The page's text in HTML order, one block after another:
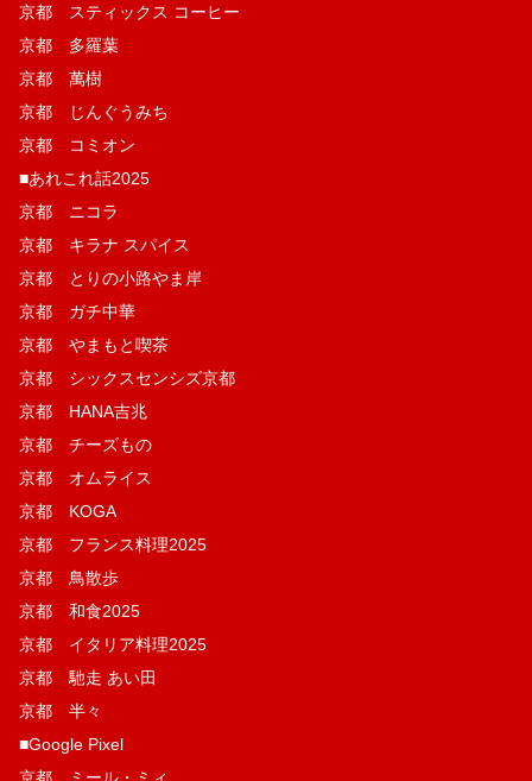
京都 スティックス コーヒー
京都 多羅葉
京都 萬樹
京都 じんぐうみち
京都 コミオン
■あれこれ話2025
京都 ニコラ
京都 キラナ スパイス
京都 とりの小路やま岸
京都 ガチ中華
京都 やまもと喫茶
京都 シックスセンシズ京都
京都 HANA吉兆
京都 チーズもの
京都 オムライス
京都 KOGA
京都 フランス料理2025
京都 鳥散歩
京都 和食2025
京都 イタリア料理2025
京都 馳走 あい田
京都 半々
■Google Pixel
京都 ミール・ミィ